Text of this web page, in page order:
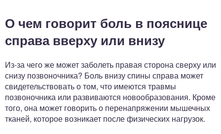
О чем говорит боль в пояснице
справа вверху или внизу
Из-за чего же может заболеть правая сторона сверху или
снизу позвоночника? Боль внизу спины справа может
свидетельствовать о том, что имеются травмы
позвоночника или развиваются новообразования. Кроме
того, она может говорить о перенапряжении мышечных
тканей, которое возникает после физических нагрузок.